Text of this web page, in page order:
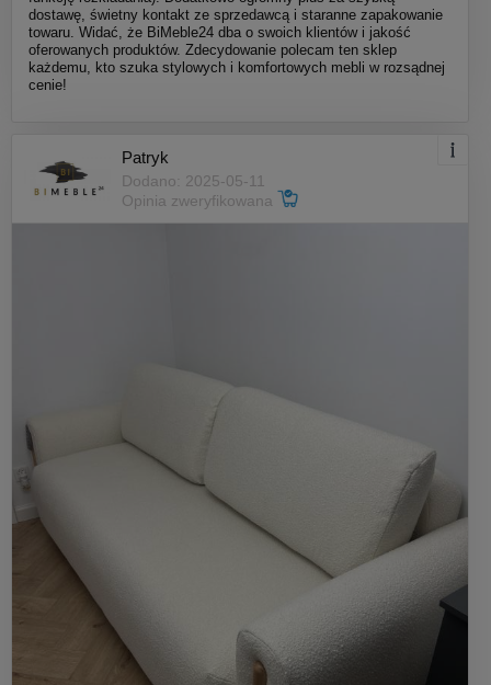
dostawę, świetny kontakt ze sprzedawcą i staranne zapakowanie
towaru. Widać, że BiMeble24 dba o swoich klientów i jakość
oferowanych produktów. Zdecydowanie polecam ten sklep
każdemu, kto szuka stylowych i komfortowych mebli w rozsądnej
cenie!
Patryk
Dodano: 2025-05-11
Opinia zweryfikowana